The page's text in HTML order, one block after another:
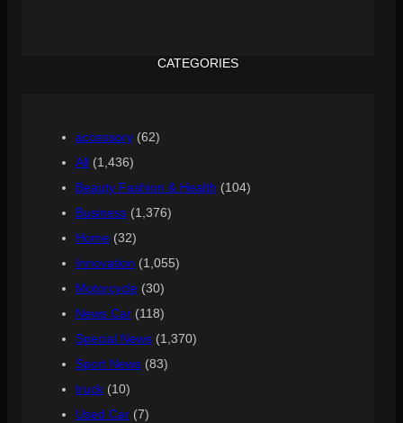
CATEGORIES
accessory (62)
All (1,436)
Beauty Fashion & Health (104)
Business (1,376)
Home (32)
Innovation (1,055)
Motorcycle (30)
News Car (118)
Special News (1,370)
Sport News (83)
truck (10)
Used Car (7)